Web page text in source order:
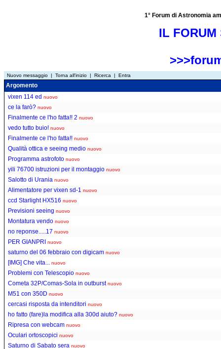
1° Forum di Astronomia
IL FORUM
Nuovo messaggio | Torna all'inizio | Ricerca | Entra
Argomento
vixen 114 ed nuovo
ce la farò? nuovo
Finalmente ce l'ho fatta!! 2 nuovo
vedo tutto buio! nuovo
Finalmente ce l'ho fatta!! nuovo
Qualità ottica e seeing medio nuovo
Programma astrofoto nuovo
yili 76700 istruzioni per il montaggio nuovo
Salotto di Urania nuovo
Alimentatore per vixen sd-1 nuovo
ccd Starlight HX516 nuovo
Previsioni seeing nuovo
Montatura vendo nuovo
no reponse.....17 nuovo
PER GIANPRI nuovo
saturno del 06 febbraio con digicam nuovo
[IMG] Che vita... nuovo
Problemi con Telescopio nuovo
Cometa 32P/Comas-Sola in outburst nuovo
M51 con 350D nuovo
cercasi risposta da intenditori nuovo
ho fatto (fare)la modifica alla 300d aiuto? nuovo
Ripresa con webcam nuovo
Oculari ortoscopici nuovo
Saturno di Sabato sera nuovo